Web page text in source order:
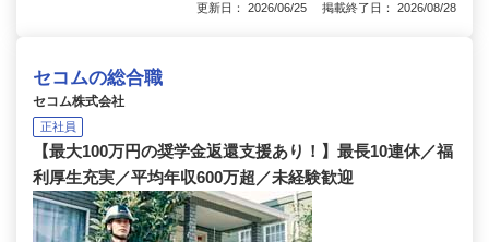
更新日： 2026/06/25 掲載終了日： 2026/08/28
セコムの総合職
セコム株式会社
正社員
【最大100万円の奨学金返還支援あり！】最長10連休／福
利厚生充実／平均年収600万超／未経験歓迎